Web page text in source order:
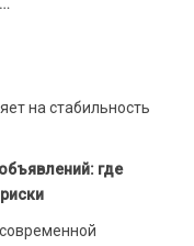
на стабильность
где